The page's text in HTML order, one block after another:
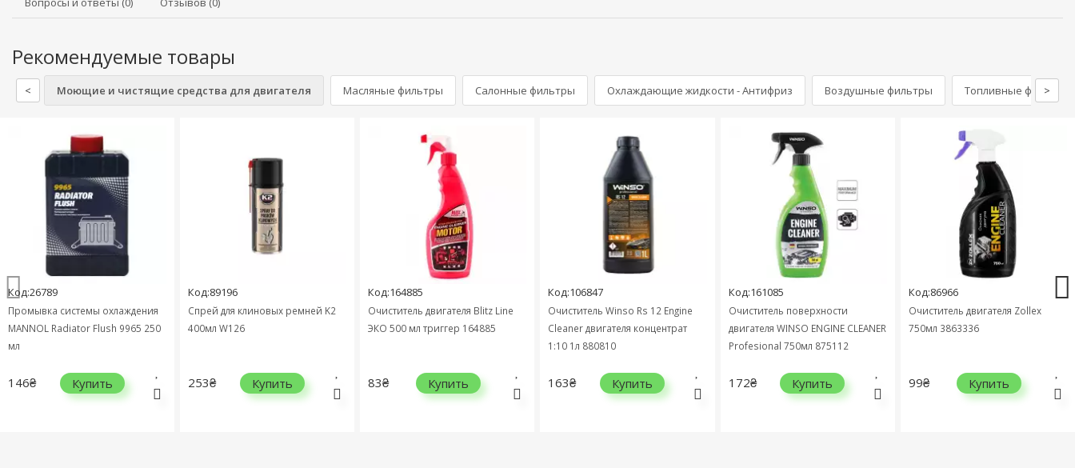
Рекомендуемые товары
< Моющие и чистящие средства для двигателя Масляные фильтры Салонные фильтры Охлаждающие жидкости - Антифриз Воздушные фильтры Топливные фильтры
>
Код:26789
Промывка системы охлаждения
MANNOL Radiator Flush 9965 250
мл
146₴ Купить
Код:89196
Спрей для клиновых ремней K2
400мл W126
253₴ Купить
Код:164885
Очиститель двигателя Blitz Line
ЭКО 500 мл триггер 164885
83₴ Купить
Код:106847
Очиститель Winso Rs 12 Engine
Cleaner двигателя концентрат
1:10 1л 880810
163₴ Купить
Код:161085
Очиститель поверхности
двигателя WINSO ENGINE CLEANER
Profesional 750мл 875112
172₴ Купить
Код:86966
Очиститель двигателя Zollex
750мл 3863336
99₴ Купить